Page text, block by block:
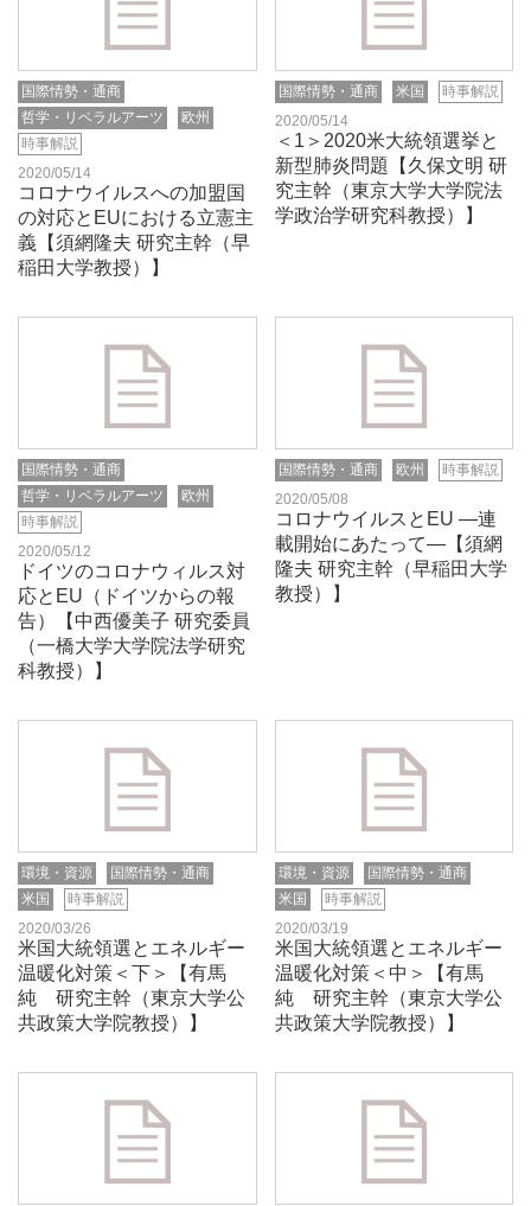
国際情勢・通商
哲学・リベラルアーツ
欧州
時事解説
2020/05/14
コロナウイルスへの加盟国
の対応とEUにおける立憲主
義【須網隆夫 研究主幹（早
稲田大学教授）】
国際情勢・通商 米国
時事解説
2020/05/14
＜1＞2020米大統領選挙と
新型肺炎問題【久保文明 研
究主幹（東京大学大学院法
学政治学研究科教授）】
国際情勢・通商
哲学・リベラルアーツ
欧州
時事解説
2020/05/12
ドイツのコロナウィルス対
応とEU（ドイツからの報
告）【中西優美子 研究委員
（一橋大学大学院法学研究
科教授）】
国際情勢・通商 欧州
時事解説
2020/05/08
コロナウイルスとEU ―連
載開始にあたって―【須網
隆夫 研究主幹（早稲田大学
教授）】
環境・資源
国際情勢・通商
米国
時事解説
2020/03/26
米国大統領選とエネルギー
温暖化対策＜下＞【有馬
純 研究主幹（東京大学公
共政策大学院教授）】
環境・資源
国際情勢・通商
米国
時事解説
2020/03/19
米国大統領選とエネルギー
温暖化対策＜中＞【有馬
純 研究主幹（東京大学公
共政策大学院教授）】